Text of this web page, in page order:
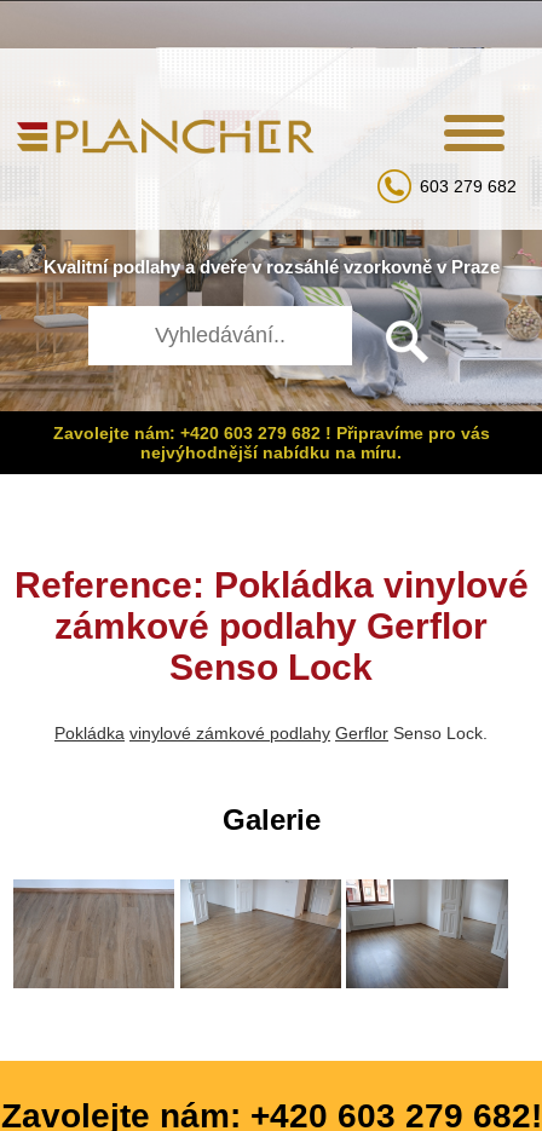
603 279 682
Kvalitnípodlahyadveřev rozsáhlévzorkovněv Praze
Zavolejte nám: +420 603 279 682 ! Připravíme pro vás
nejvýhodnější nabídku na míru.
Reference: Pokládka vinylové
zámkové podlahy Gerflor
Senso Lock
Pokládka vinylové zámkové podlahy Gerflor Senso Lock.
Galerie
Zavolejte nám: +420 603 279 682!